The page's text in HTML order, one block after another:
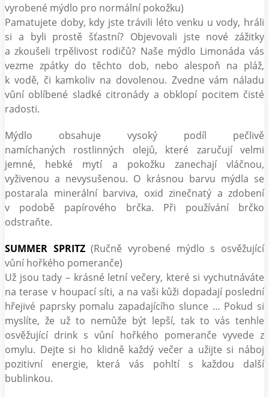
vyrobené mýdlo pro normální pokožku)
Pamatujete doby, kdy jste trávili léto venku u vody, hráli
si a byli prostě šťastní? Objevovali jste nové zážitky
a zkoušeli trpělivost rodičů? Naše mýdlo Limonáda vás
vezme zpátky do těchto dob, nebo alespoň na pláž,
k vodě, či kamkoliv na dovolenou. Zvedne vám náladu
vůní oblíbené sladké citronády a obklopí pocitem čisté
radosti.
Mýdlo obsahuje vysoký podíl pečlivě
namíchaných rostlinných olejů, které zaručují velmi
jemné, hebké mytí a pokožku zanechají vláčnou,
vyživenou a nevysušenou. O krásnou barvu mýdla se
postarala minerální barviva, oxid zinečnatý a zdobení
v podobě papírového brčka. Při používání brčko
odstraňte.
SUMMER SPRITZ(Ručně vyrobené mýdlo s osvěžující
vůní hořkého pomeranče)
Už jsou tady – krásné letní večery, které si vychutnáváte
na terase v houpací síti, a na vaši kůži dopadají poslední
hřejivé paprsky pomalu zapadajícího slunce … Pokud si
myslíte, že už to nemůže být lepší, tak to vás tenhle
osvěžující drink s vůní hořkého pomeranče vyvede z
omylu. Dejte si ho klidně každý večer a užijte si náboj
pozitivní energie, která vás pohltí s každou další
bublinkou.